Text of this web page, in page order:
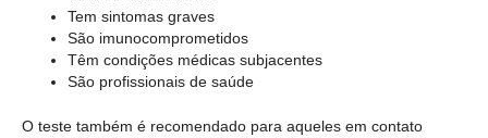
Tem sintomas graves
São imunocomprometidos
Têm condições médicas subjacentes
São profissionais de saúde
O teste também é recomendado para aqueles em contato